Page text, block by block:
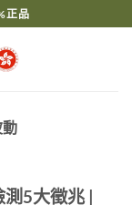
正品
5大徵兆 |